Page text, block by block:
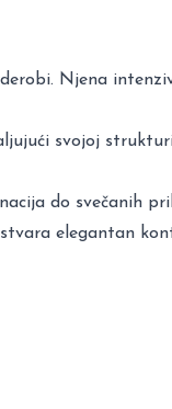
Njena
svojoj
do svečanih
elegantan